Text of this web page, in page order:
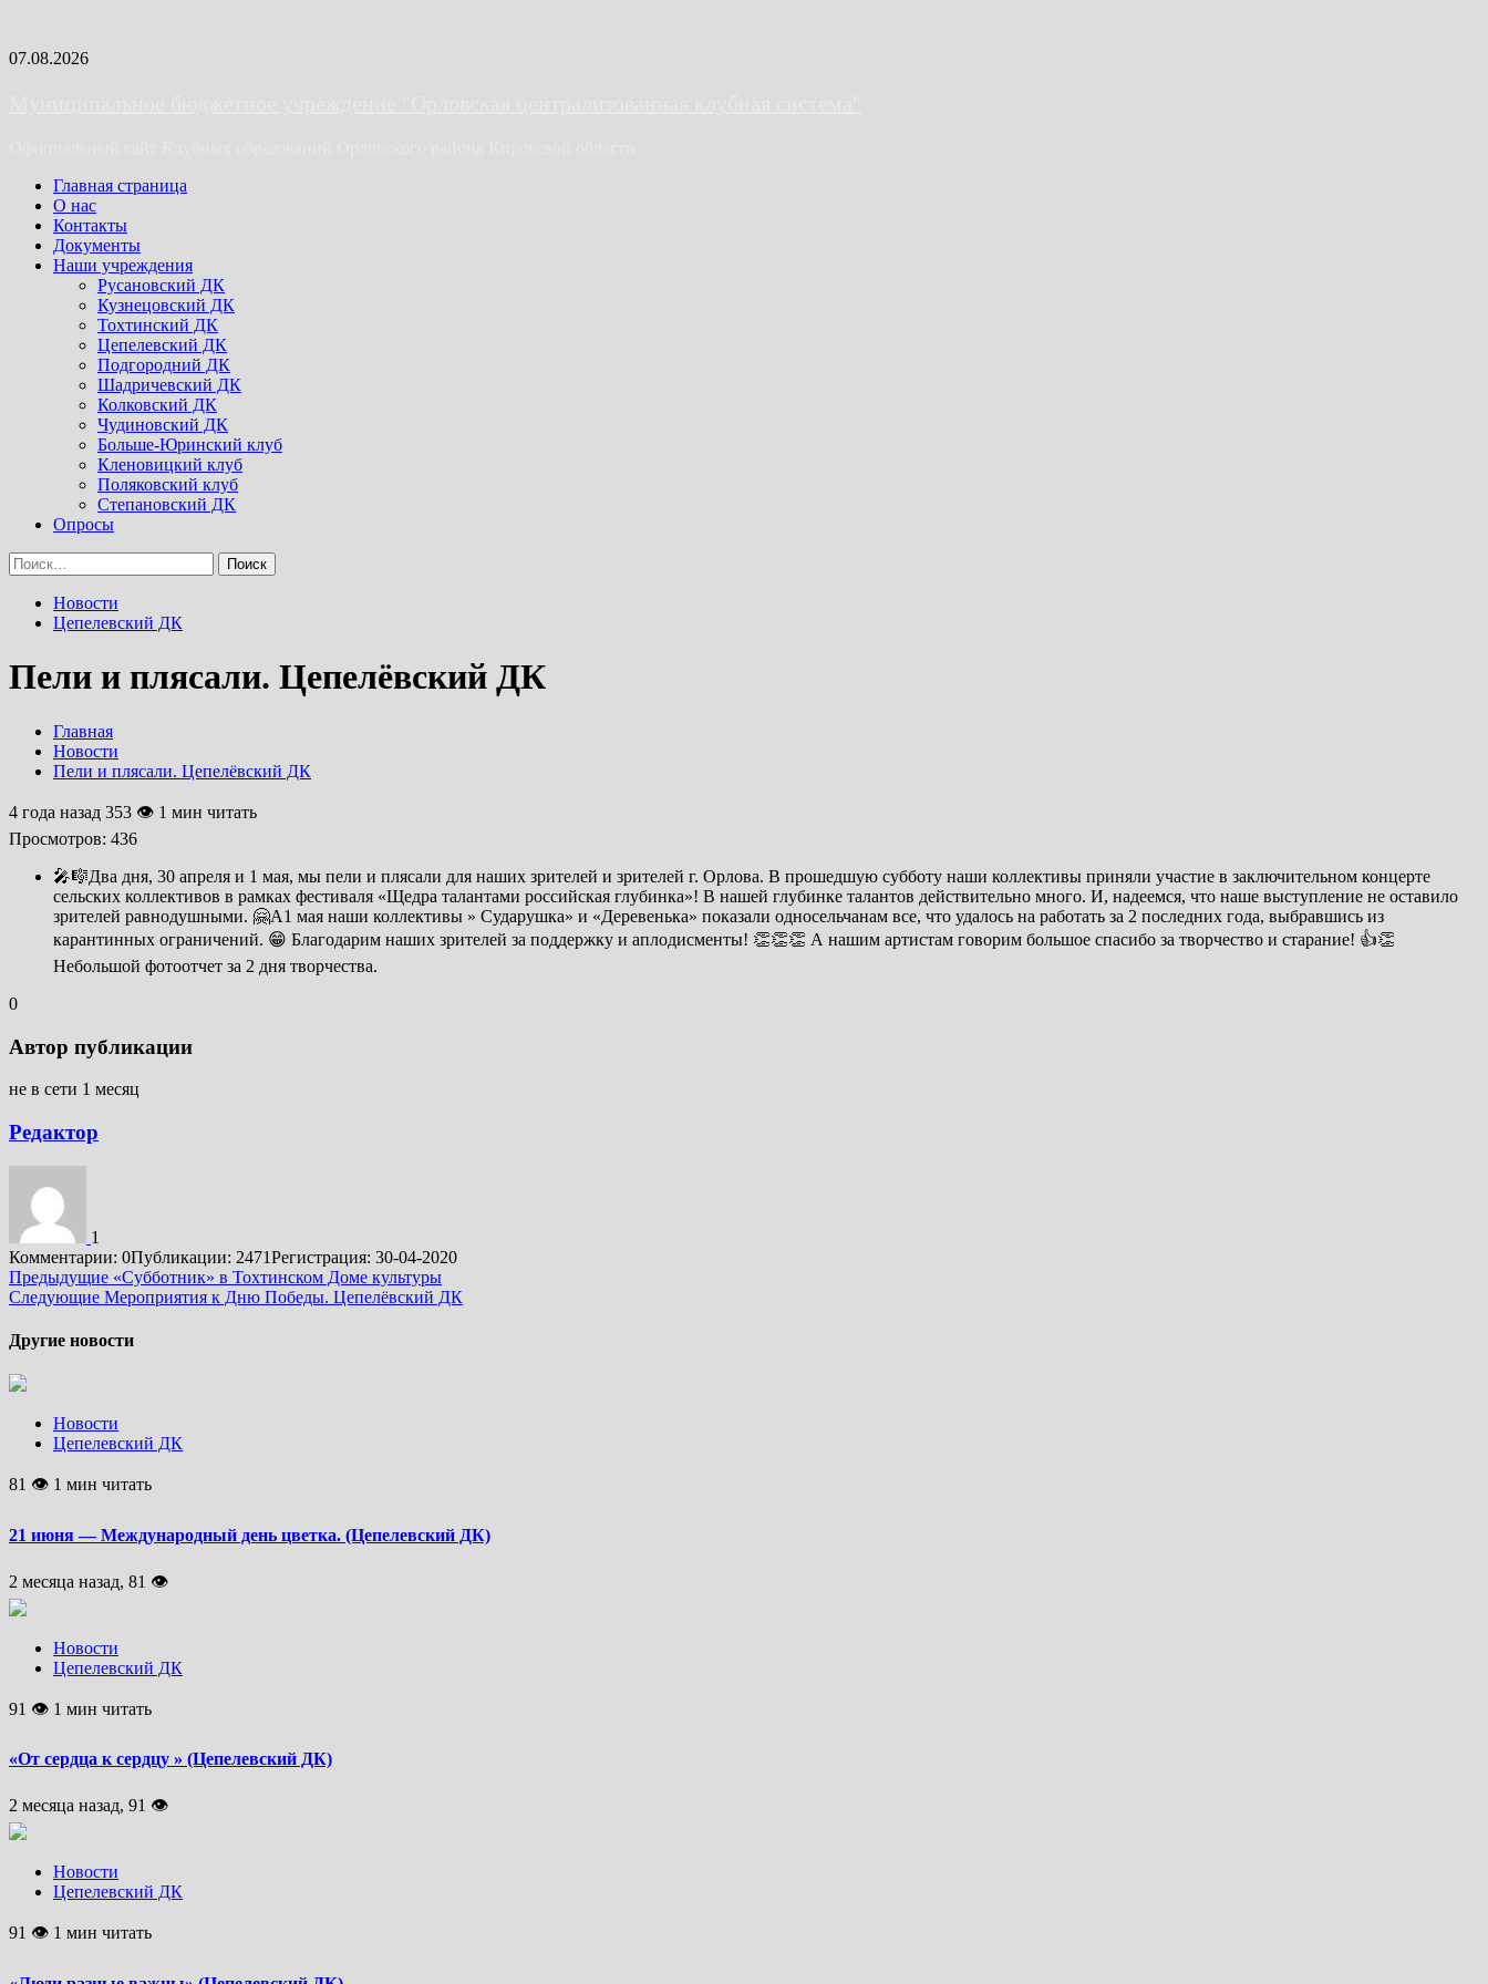
Skip
07.08.2026
Primary
Menu
Главная страница
О нас
Контакты
Документы
Наши учреждения
Русановский ДК
Кузнецовский ДК
Тохтинский ДК
Цепелевский ДК
Подгородний ДК
Шадричевский ДК
Колковский ДК
Чудиновский ДК
Больше-Юринский клуб
Кленовицкий клуб
Поляковский клуб
Степановский ДК
Опросы
Найти:
Новости
Цепелевский ДК
Пели и плясали. Цепелёвский ДК
Главная
Новости
Пели и плясали. Цепелёвский ДК
4 года назад 353 👁 1 мин читать
Просмотров: 436
🎤🎼Два дня, 30 апреля и 1 мая, мы пели и плясали для наших зрителей и зрителей г. Орлова. В прошедшую субботу наши коллективы приняли участие в заключительном концерте
сельских коллективов в рамках фестиваля «Щедра талантами российская глубинка»! В нашей глубинке талантов действительно много. И, надеемся, что наше выступление не оставило
зрителей равнодушными. 🤗А1 мая наши коллективы » Сударушка» и «Деревенька» показали односельчанам все, что удалось на работать за 2 последних года, выбравшись из
карантинных ограничений. 😁 Благодарим наших зрителей за поддержку и аплодисменты! 👏👏👏 А нашим артистам говорим большое спасибо за творчество и старание! 👍👏
Небольшой фотоотчет за 2 дня творчества.
0
Автор публикации
не в сети 1 месяц
Редактор
1
Комментарии: 0Публикации: 2471Регистрация: 30-04-2020
Подробнее
Предыдущие «Субботник» в Тохтинском Доме культуры
Следующие Мероприятия к Дню Победы. Цепелёвский ДК
Другие новости
Новости
Цепелевский ДК
81 👁 1 мин читать
21 июня — Международный день цветка. (Цепелевский ДК)
2 месяца назад, 81 👁
Новости
Цепелевский ДК
91 👁 1 мин читать
«От сердца к сердцу » (Цепелевский ДК)
2 месяца назад, 91 👁
Новости
Цепелевский ДК
91 👁 1 мин читать